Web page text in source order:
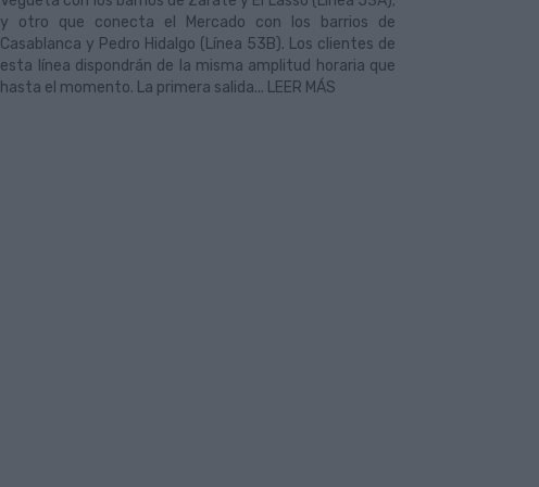
y otro que conecta el Mercado con los barrios de
Casablanca y Pedro Hidalgo (Línea 53B). Los clientes de
esta línea dispondrán de la misma amplitud horaria que
hasta el momento. La primera salida... LEER MÁS